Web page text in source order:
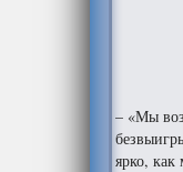
– «Мы
ярко, как